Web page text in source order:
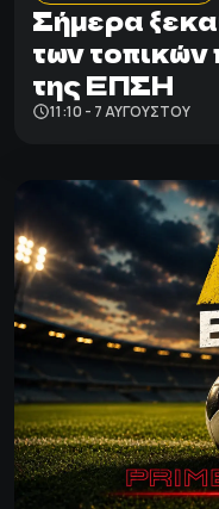
Σήμερα
των
της ΕΠΣΗ
11:10 - 7 ΑΥΓΟΎΣΤΟΥ